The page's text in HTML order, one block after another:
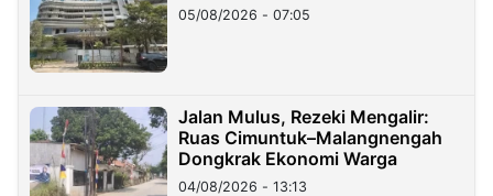
05/08/2026 - 07:05
Jalan Mulus, Rezeki Mengalir:
Ruas Cimuntuk–Malangnengah
Dongkrak Ekonomi Warga
04/08/2026 - 13:13